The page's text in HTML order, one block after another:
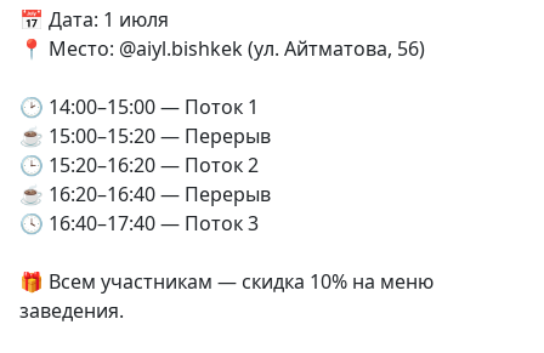
📅 Дата: 1 июля
📍 Место: @aiyl.bishkek (ул. Айтматова, 56)
🕑 14:00–15:00 — Поток 1
☕ 15:00–15:20 — Перерыв
🕒 15:20–16:20 — Поток 2
☕ 16:20–16:40 — Перерыв
🕓 16:40–17:40 — Поток 3
🎁 Всем участникам — скидка 10% на меню
заведения.